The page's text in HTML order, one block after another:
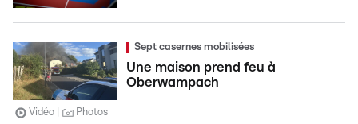
Sept casernes mobilisées
Une maison prend feu à
Oberwampach
Vidéo Photos